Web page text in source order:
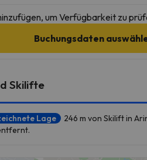
um Verfügbarkeit zu
Buchungsdaten
Skilifte
Lage
246 m von Skilift in